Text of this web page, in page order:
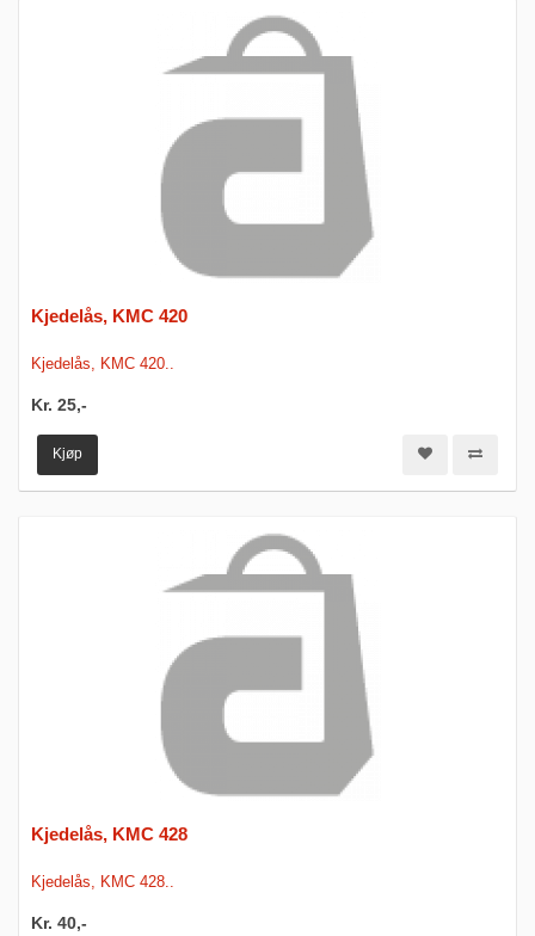
Kjedelås, KMC 420
Kjedelås, KMC 420..
Kr. 25,-
Kjøp
Kjedelås, KMC 428
Kjedelås, KMC 428..
Kr. 40,-